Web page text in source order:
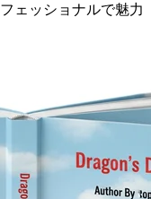
ェッショナルで魅力